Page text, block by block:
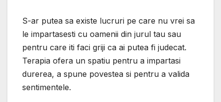
S-ar putea sa existe lucruri pe care nu vrei sa
le impartasesti cu oamenii din jurul tau sau
pentru care iti faci griji ca ai putea fi judecat.
Terapia ofera un spatiu pentru a impartasi
durerea, a spune povestea si pentru a valida
sentimentele.